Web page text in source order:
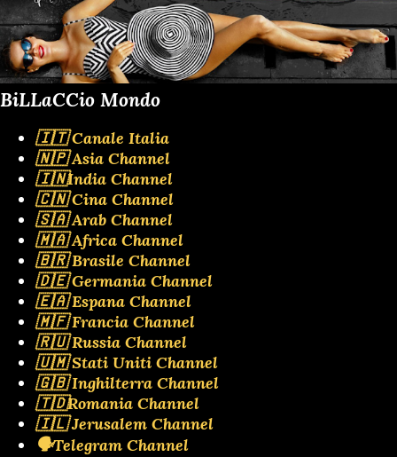
BiLLaCCio Mondo
🇮🇹 Canale Italia
🇳🇵 Asia Channel
🇮🇳India Channel
🇨🇳 Cina Channel
🇸🇦 Arab Channel
🇲🇦 Africa Channel
🇧🇷 Brasile Channel
🇩🇪 Germania Channel
🇪🇦 Espana Channel
🇲🇫 Francia Channel
🇷🇺 Russia Channel
🇺🇲 Stati Uniti Channel
🇬🇧 Inghilterra Channel
🇹🇩Romania Channel
🇮🇱 Jerusalem Channel
🗣️Telegram Channel